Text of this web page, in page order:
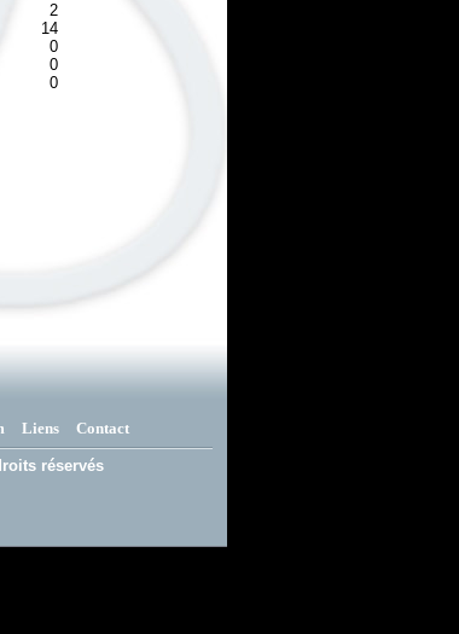
2
14
0
0
0
Liens Contact
réservés